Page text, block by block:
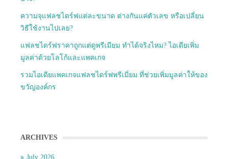
ความจุแฟลชไดร์ฟแต่ละขนาด ต่างกันแค่ตัวเลข หรือเปลี่ยน
วิธีใช้งานไปเลย?
แฟลชไดร์ฟราคาถูกแต่ดูพรีเมียม ทำได้จริงไหม? ไอเดียเพิ่ม
มูลค่าด้วยโลโก้และแพคเกจ
รวมไอเดียแพคเกจแฟลชไดร์ฟพรีเมี่ยม ที่ช่วยเพิ่มมูลค่าให้ของ
ขวัญองค์กร
ARCHIVES
July 2026